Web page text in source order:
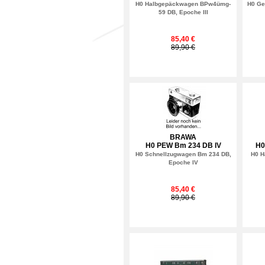
H0 Halbgepäckwagen BPw4ümg-
59 DB, Epoche III
85,40 €
89,90 €
H0
BRAWA
H0 PEW Bm 234 DB IV
H0 Schnellzugwagen Bm 234 DB,
Epoche IV
85,40 €
89,90 €
H0